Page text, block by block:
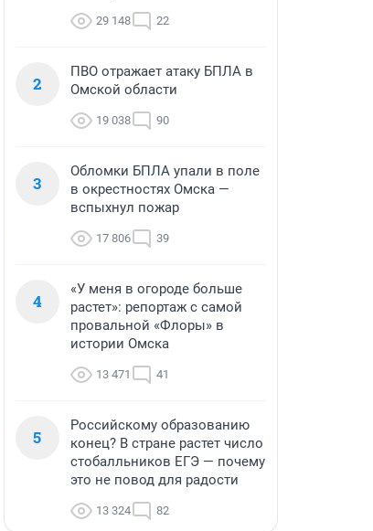
29 148 22
2
ПВО отражает атаку БПЛА в
Омской области
19 038 90
3
Обломки БПЛА упали в поле
в окрестностях Омска —
вспыхнул пожар
17 806 39
4
«У меня в огороде больше
растет»: репортаж с самой
провальной «Флоры» в
истории Омска
13 471 41
5
Российскому образованию
конец? В стране растет число
стобалльников ЕГЭ — почему
это не повод для радости
13 324 82